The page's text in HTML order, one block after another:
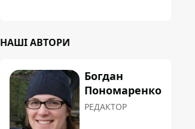
НАШІ АВТОРИ
Богдан
Пономаренко
РЕДАКТОР